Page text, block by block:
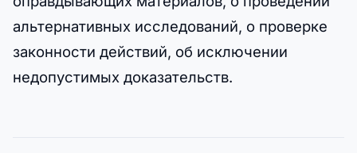
альтернативных исследований, о проверке
законности действий, об исключении
недопустимых доказательств.